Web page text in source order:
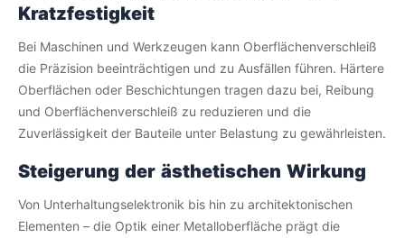
Kratzfestigkeit
Bei Maschinen und Werkzeugen kann Oberflächenverschleiß
die Präzision beeinträchtigen und zu Ausfällen führen. Härtere
Oberflächen oder Beschichtungen tragen dazu bei, Reibung
und Oberflächenverschleiß zu reduzieren und die
Zuverlässigkeit der Bauteile unter Belastung zu gewährleisten.
Steigerung der ästhetischen Wirkung
Von Unterhaltungselektronik bis hin zu architektonischen
Elementen – die Optik einer Metalloberfläche prägt die